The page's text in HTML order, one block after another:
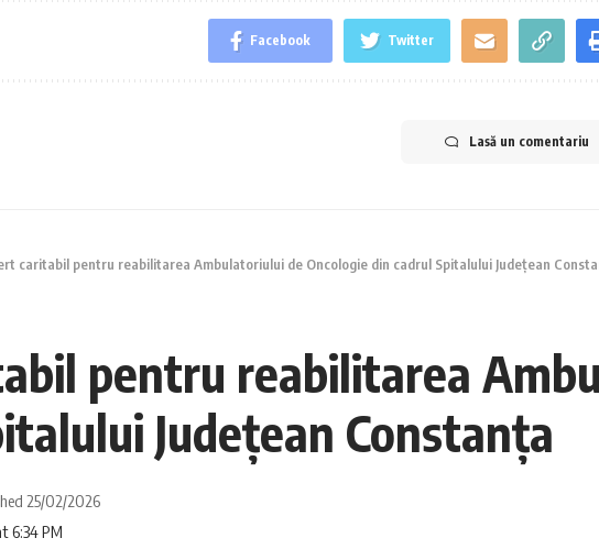
Facebook Twitter
Lasă un comentariu
caritabil pentru reabilitarea Ambulatoriului de Oncologie din cadrul Spitalului Județean
pentru reabilitarea
Județean Constanța
6:34 PM
25/02/2026